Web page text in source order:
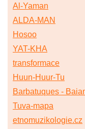
Al-Yaman
ALDA-MAN
Hosoo
YAT-KHA
transformace
Huun-Huur-Tu
Barbatuques -
Tuva-mapa
etnomuzikologie.cz